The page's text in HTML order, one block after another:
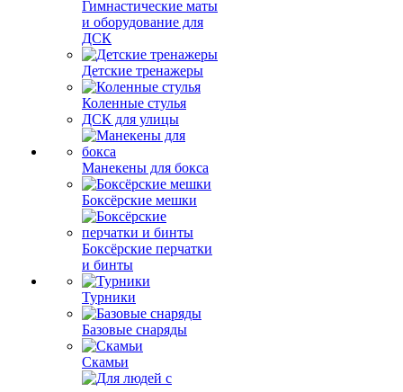
Гимнастические маты
и оборудование для
ДСК
Детские тренажеры
Коленные стулья
ДСК для улицы
Манекены для бокса
Боксёрские мешки
Боксёрские перчатки
и бинты
Турники
Базовые снаряды
Скамьи